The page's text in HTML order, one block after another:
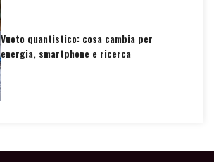
Vuoto quantistico: cosa cambia per
energia, smartphone e ricerca